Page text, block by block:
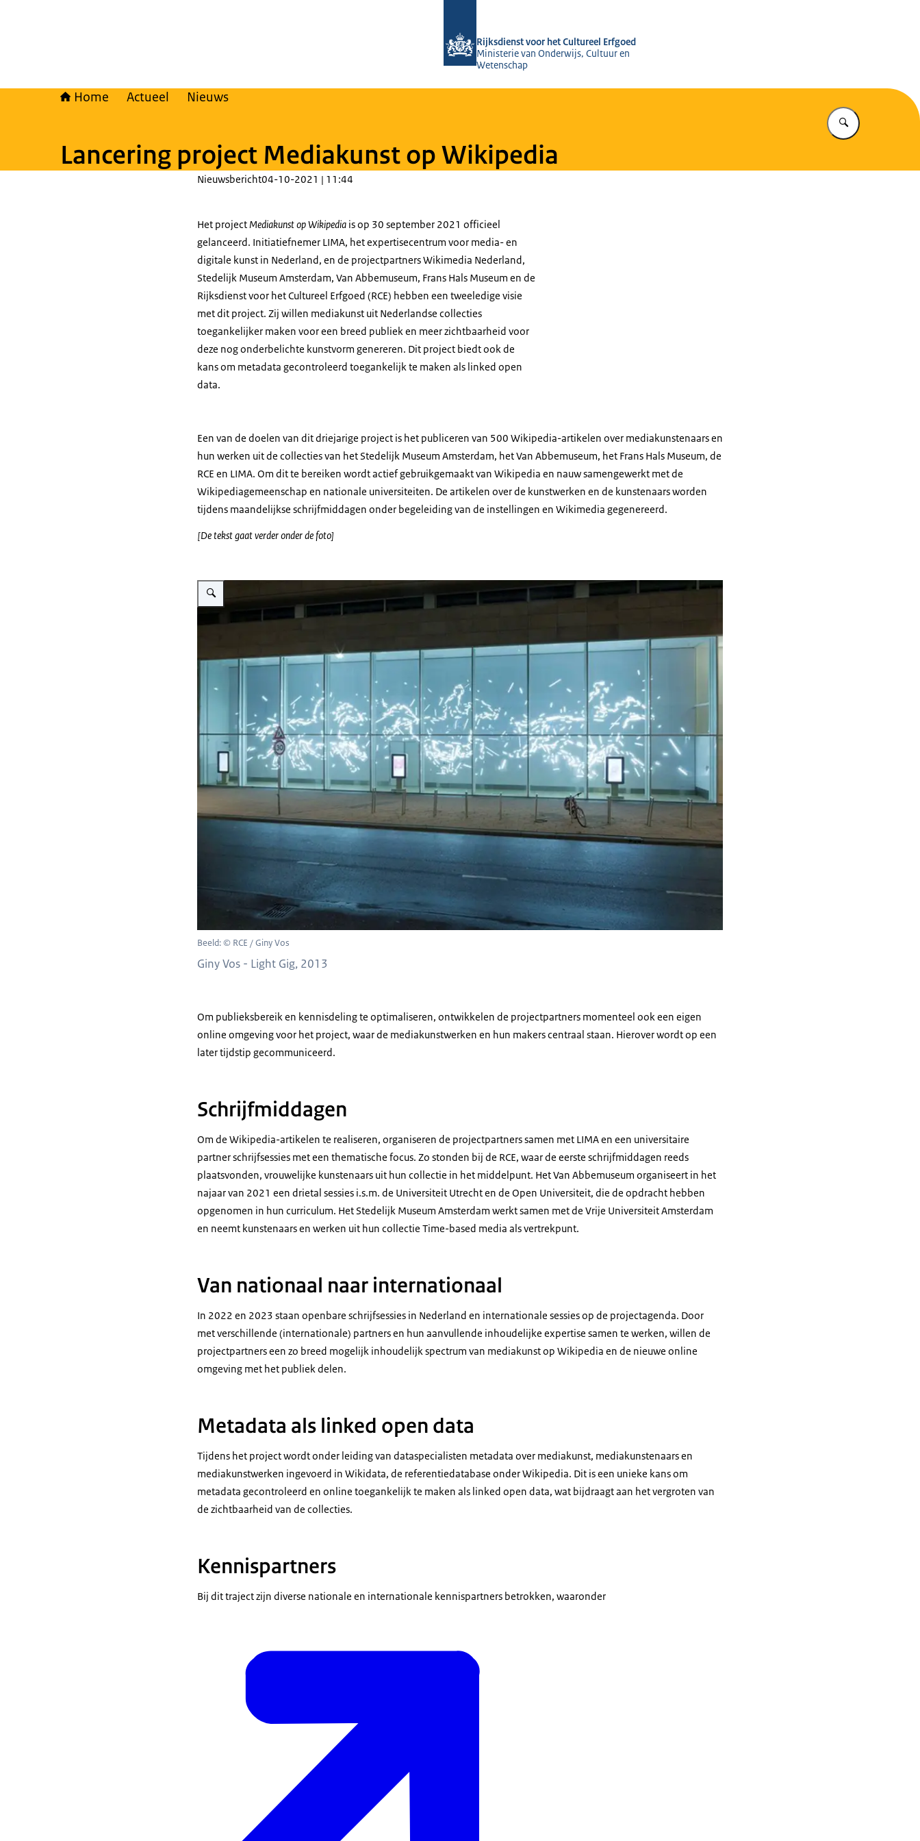
Rijksdienst voor het Cultureel Erfgoed
Ministerie van Onderwijs, Cultuur en
Wetenschap
Home Actueel Nieuws
Vul in wat u
Lancering project Mediakunst op Wikipedia
Nieuwsbericht04-10-2021 | 11:44
Het projectMediakunst op Wikipedia is op 30 september 2021 officieel
gelanceerd. Initiatiefnemer LIMA, het expertisecentrum voor media- en
digitale kunst in Nederland, en de projectpartners Wikimedia Nederland,
Stedelijk Museum Amsterdam, Van Abbemuseum, Frans Hals Museum en de
Rijksdienst voor het Cultureel Erfgoed (RCE) hebben een tweeledige visie
met dit project. Zij willen mediakunst uit Nederlandse collecties
toegankelijker maken voor een breed publiek en meer zichtbaarheid voor
deze nog onderbelichte kunstvorm genereren. Dit project biedt ook de
kans om metadata gecontroleerd toegankelijk te maken als linked open
data.
Een van de doelen van dit driejarige project is het publiceren van 500 Wikipedia-artikelen over mediakunstenaars en
hun werken uit de collecties van het Stedelijk Museum Amsterdam, het Van Abbemuseum, het Frans Hals Museum, de
RCE en LIMA. Om dit te bereiken wordt actief gebruikgemaakt van Wikipedia en nauw samengewerkt met de
Wikipediagemeenschap en nationale universiteiten. De artikelen over de kunstwerken en de kunstenaars worden
tijdens maandelijkse schrijfmiddagen onder begeleiding van de instellingen en Wikimedia gegenereerd.
[De tekst gaat verder onder de foto]
Vergroot afbeelding Foto van een kunstwerk door Giny Vos - Light Gig uit 2013 met een gevel waarop in licht een paard en ruiter voorbij rijden.
Beeld: © RCE / Giny Vos
Giny Vos - Light Gig, 2013
Om publieksbereik en kennisdeling te optimaliseren, ontwikkelen de projectpartners momenteel ook een eigen
online omgeving voor het project, waar de mediakunstwerken en hun makers centraal staan. Hierover wordt op een
later tijdstip gecommuniceerd.
Schrijfmiddagen
Om de Wikipedia-artikelen te realiseren, organiseren de projectpartners samen met LIMA en een universitaire
partner schrijfsessies met een thematische focus. Zo stonden bij de RCE, waar de eerste schrijfmiddagen reeds
plaatsvonden, vrouwelijke kunstenaars uit hun collectie in het middelpunt. Het Van Abbemuseum organiseert in het
najaar van 2021 een drietal sessies i.s.m. de Universiteit Utrecht en de Open Universiteit, die de opdracht hebben
opgenomen in hun curriculum. Het Stedelijk Museum Amsterdam werkt samen met de Vrije Universiteit Amsterdam
en neemt kunstenaars en werken uit hun collectie Time-based media als vertrekpunt.
Van nationaal naar internationaal
In 2022 en 2023 staan openbare schrijfsessies in Nederland en internationale sessies op de projectagenda. Door
met verschillende (internationale) partners en hun aanvullende inhoudelijke expertise samen te werken, willen de
projectpartners een zo breed mogelijk inhoudelijk spectrum van mediakunst op Wikipedia en de nieuwe online
omgeving met het publiek delen.
Metadata als linked open data
Tijdens het project wordt onder leiding van dataspecialisten metadata over mediakunst, mediakunstenaars en
mediakunstwerken ingevoerd in Wikidata, de referentiedatabase onder Wikipedia. Dit is een unieke kans om
metadata gecontroleerd en online toegankelijk te maken als linked open data, wat bijdraagt aan het vergroten van
de zichtbaarheid van de collecties.
Kennispartners
Bij dit traject zijn diverse nationale en internationale kennispartners betrokken, waaronder